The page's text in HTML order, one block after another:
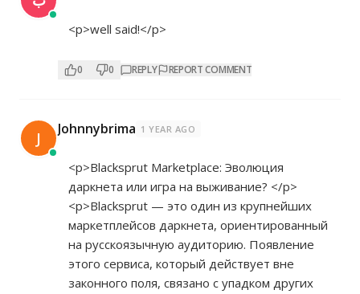
<p>well said!</p>
0 0 REPLY REPORT COMMENT
J Johnnybrima 1 YEAR AGO
<p>Blacksprut Marketplace: Эволюция
даркнета или игра на выживание? </p>
<p>Blacksprut — это один из крупнейших
маркетплейсов даркнета, ориентированный
на русскоязычную аудиторию. Появление
этого сервиса, который действует вне
законного поля, связано с упадком других